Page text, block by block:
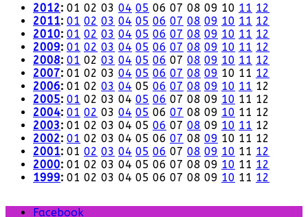
2012: 01 02 03 04 05 06 07 08 09 10 11 12
2011: 01 02 03 04 05 06 07 08 09 10 11 12
2010: 01 02 03 04 05 06 07 08 09 10 11 12
2009: 01 02 03 04 05 06 07 08 09 10 11 12
2008: 01 02 03 04 05 06 07 08 09 10 11 12
2007: 01 02 03 04 05 06 07 08 09 10 11 12
2006: 01 02 03 04 05 06 07 08 09 10 11 12
2005: 01 02 03 04 05 06 07 08 09 10 11 12
2004: 01 02 03 04 05 06 07 08 09 10 11 12
2003: 01 02 03 04 05 06 07 08 09 10 11 12
2002: 01 02 03 04 05 06 07 08 09 10 11 12
2001: 01 02 03 04 05 06 07 08 09 10 11 12
2000: 01 02 03 04 05 06 07 08 09 10 11 12
1999: 01 02 03 04 05 06 07 08 09 10 11 12
Facebook